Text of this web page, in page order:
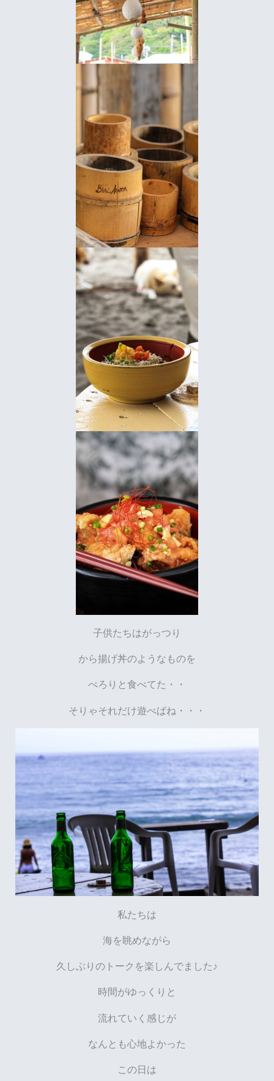
子供たちはがっつり
から揚げ丼のようなものを
ぺろりと食べてた・・
そりゃそれだけ遊べばね・・・
私たちは
海を眺めながら
久しぶりのトークを楽しんでました♪
時間がゆっくりと
流れていく感じが
なんとも心地よかった
この日は